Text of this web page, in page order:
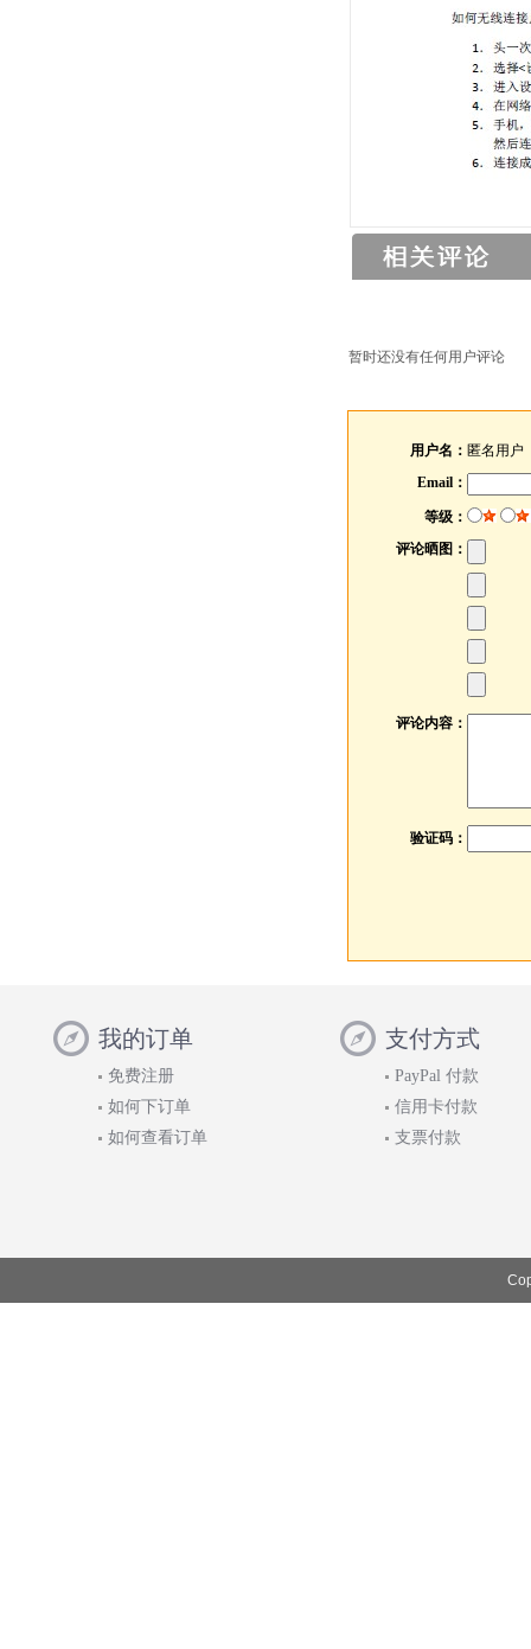
暂时还没有任何用户评论
用户名： 匿名用户
Email：
等级：
评论晒图：
评论内容：
验证码：
我的订单
免费注册
如何下订单
如何查看订单
支付方式
PayPal 付款
信用卡付款
支票付款